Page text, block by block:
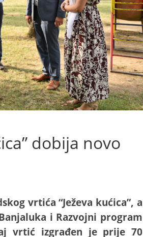
dobija novo
vrtića “Ježeva kućica”, a
i Razvojni program
vrtić izgrađen je prije 70